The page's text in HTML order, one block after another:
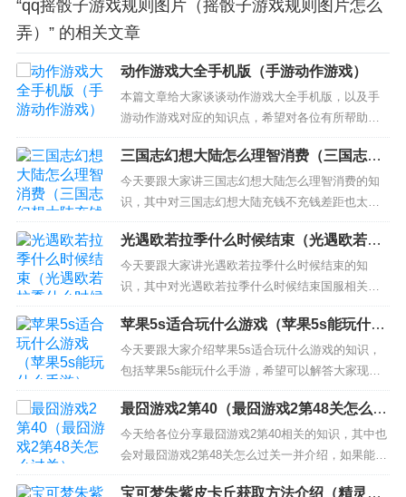
“qq摇骰子游戏规则图片（摇骰子游戏规则图片怎么
弄）” 的相关文章
动作游戏大全手机版（手游动作游戏）
本篇文章给大家谈谈动作游戏大全手机版，以及手
游动作游戏对应的知识点，希望对各位有所帮助，
不要忘了收藏本站喔。 本文目录一览： 1、手机上
的动作游戏有哪些？ 2、有什么好玩的手机动作游戏
3、好玩的动作类手机游戏？ 4、手机上有哪些好玩
的动作类游戏 5、有哪些横版格斗类手机游戏? 手...
三国志幻想大陆怎么理智消费（三国志幻
想大陆充钱不充钱差距也太大了）
今天要跟大家讲三国志幻想大陆怎么理智消费的知
识，其中对三国志幻想大陆充钱不充钱差距也太大
了相关的知识也会有介绍，希望可以帮助大家解答
当下的疑问！ 本文目录一览： 1、三国志幻想大陆
黄背刺鲷鱼怎么搭配阵容好? 2、三国幻想花灯瀚雪
张辽位置 3、三国志幻想大陆蔡文姬礼物怎么获得
4、三国志...
光遇欧若拉季什么时候结束（光遇欧若拉
季什么时候结束国服）
今天要跟大家讲光遇欧若拉季什么时候结束的知
识，其中对光遇欧若拉季什么时候结束国服相关的
知识也会有介绍，希望可以帮助大家解答当下的疑
问！ 本文目录一览： 1、光遇欧若拉季什么时候结
束国服 2、欧若拉季节什么时候结束 3、《光遇》欧
若拉季什么时候结束的？ 4、欧若拉季节几点结束
光遇欧若...
苹果5s适合玩什么游戏（苹果5s能玩什么
手游）
今天要跟大家介绍苹果5s适合玩什么游戏的知识，
包括苹果5s能玩什么手游，希望可以解答大家现在
的问题！本文目录一览： 1、苹果5s可以玩创造与
魔法吗 2、iphone5有哪些好游戏 3、iphone 5s能带
的动的网易游戏有什么 苹果5s可以玩创造与魔法吗
可以玩。《创造与魔法》是英雄互娱研...
最囧游戏2第40（最囧游戏2第48关怎么过
关）
今天给各位分享最囧游戏2第40相关的知识，其中也
会对最囧游戏2第48关怎么过关一并介绍，如果能碰
巧解决你现在面临的问题，别忘了关注本站，现在
宝可梦朱紫皮卡丘获取方法介绍（精灵宝